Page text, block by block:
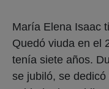
María Elena Isaac
Quedó viuda en el
tenía siete años.
se jubiló, se